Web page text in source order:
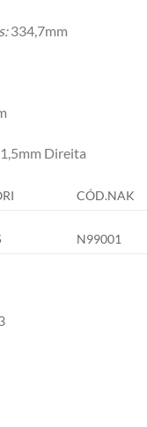
334,7mm
Direita
CÓD.NAK
N99001